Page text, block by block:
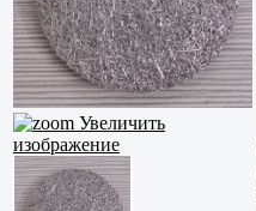
Увеличить
изображение